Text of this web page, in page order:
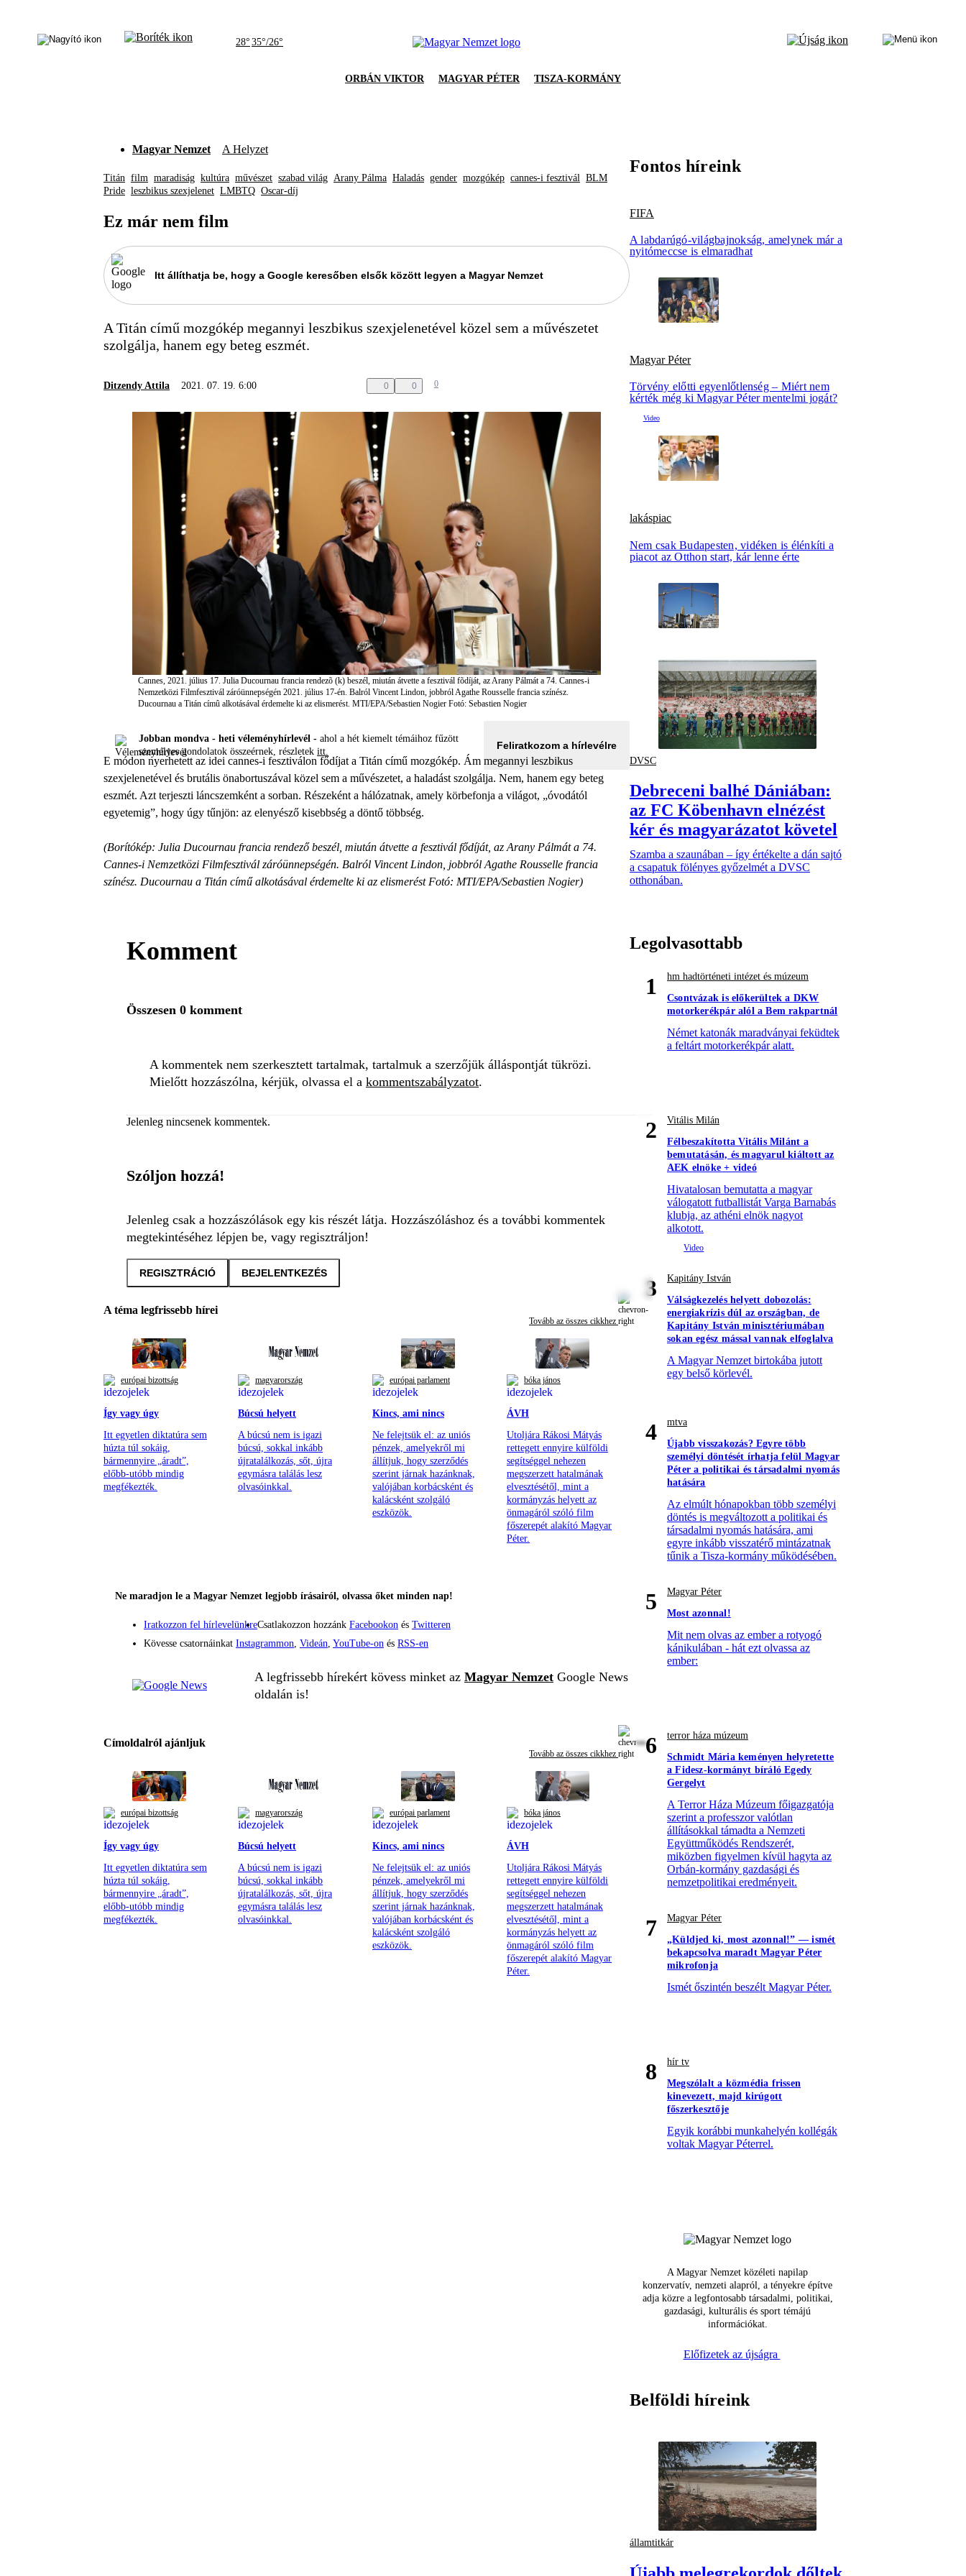
28° 35°/26°
ORBÁN VIKTOR MAGYAR PÉTER TISZA-KORMÁNY
Magyar Nemzet A Helyzet
Titán film maradiság kultúra művészet szabad világ Arany Pálma Haladás gender mozgókép cannes-i fesztivál BLM
Pride leszbikus szexjelenet LMBTQ Oscar-díj
Ez már nem film
Itt állíthatja be, hogy a Google keresőben elsők között legyen a Magyar Nemzet
A Titán című mozgókép megannyi leszbikus szexjelenetével közel sem a művészetet
szolgálja, hanem egy beteg eszmét.
Ditzendy Attila 2021. 07. 19. 6:00 0 0 0
Cannes, 2021. július 17. Julia Ducournau francia rendezõ (k) beszél, miután átvette a fesztivál fõdíját, az Arany Pálmát a 74. Cannes-i
Nemzetközi Filmfesztivál záróünnepségén 2021. július 17-én. Balról Vincent Lindon, jobbról Agathe Rousselle francia színész.
Ducournau a Titán címû alkotásával érdemelte ki az elismerést. MTI/EPA/Sebastien Nogier Fotó: Sebastien Nogier
Jobban mondva - heti véleményhírlevél - ahol a hét kiemelt témáihoz fűzött
személyes gondolatok összeérnek, részletek itt.
Feliratkozom a hírlevélre
E módon nyerhetett az idei cannes-i fesztiválon fődíjat a Titán című mozgókép. Ám megannyi leszbikus
szexjelenetével és brutális önabortuszával közel sem a művészetet, a haladást szolgálja. Nem, hanem egy beteg
eszmét. Azt terjeszti láncszemként a sorban. Részeként a hálózatnak, amely körbefonja a világot, „óvodától
egyetemig”, hogy úgy tűnjön: az elenyésző kisebbség a döntő többség.
(Borítókép: Julia Ducournau francia rendező beszél, miután átvette a fesztivál fődíját, az Arany Pálmát a 74.
Cannes-i Nemzetközi Filmfesztivál záróünnepségén. Balról Vincent Lindon, jobbról Agathe Rousselle francia
színész. Ducournau a Titán című alkotásával érdemelte ki az elismerést Fotó: MTI/EPA/Sebastien Nogier)
Komment
Összesen 0 komment
A kommentek nem szerkesztett tartalmak, tartalmuk a szerzőjük álláspontját tükrözi.
Mielőtt hozzászólna, kérjük, olvassa el a kommentszabályzatot.
Jelenleg nincsenek kommentek.
Szóljon hozzá!
Jelenleg csak a hozzászólások egy kis részét látja. Hozzászóláshoz és a további kommentek
megtekintéséhez lépjen be, vagy regisztráljon!
REGISZTRÁCIÓ BEJELENTKEZÉS
A téma legfrissebb hírei
Tovább az összes cikkhez
európai bizottság
Így vagy úgy
Itt egyetlen diktatúra sem
húzta túl sokáig,
bármennyire „áradt”,
előbb-utóbb mindig
megfékezték.
magyarország
Búcsú helyett
A búcsú nem is igazi
búcsú, sokkal inkább
újratalálkozás, sőt, újra
egymásra találás lesz
olvasóinkkal.
európai parlament
Kincs, ami nincs
Ne felejtsük el: az uniós
pénzek, amelyekről mi
állítjuk, hogy szerződés
szerint járnak hazánknak,
valójában korbácsként és
kalácsként szolgáló
eszközök.
bóka jános
ÁVH
Utoljára Rákosi Mátyás
rettegett ennyire külföldi
segítséggel nehezen
megszerzett hatalmának
elvesztésétől, mint a
kormányzás helyett az
önmagáról szóló film
főszerepét alakító Magyar
Péter.
Ne maradjon le a Magyar Nemzet legjobb írásairól, olvassa őket minden nap!
Iratkozzon fel hírlevelünkreCsatlakozzon hozzánk Facebookon és Twitteren
Kövesse csatornáinkat Instagrammon, Videán, YouTube-on és RSS-en
A legfrissebb hírekért kövess minket az Magyar Nemzet Google News
oldalán is!
Címoldalról ajánljuk
Tovább az összes cikkhez
európai bizottság
Így vagy úgy
Itt egyetlen diktatúra sem
húzta túl sokáig,
bármennyire „áradt”,
előbb-utóbb mindig
megfékezték.
magyarország
Búcsú helyett
A búcsú nem is igazi
búcsú, sokkal inkább
újratalálkozás, sőt, újra
egymásra találás lesz
olvasóinkkal.
európai parlament
Kincs, ami nincs
Ne felejtsük el: az uniós
pénzek, amelyekről mi
állítjuk, hogy szerződés
szerint járnak hazánknak,
valójában korbácsként és
kalácsként szolgáló
eszközök.
bóka jános
ÁVH
Utoljára Rákosi Mátyás
rettegett ennyire külföldi
segítséggel nehezen
megszerzett hatalmának
elvesztésétől, mint a
kormányzás helyett az
önmagáról szóló film
főszerepét alakító Magyar
Péter.
Fontos híreink
FIFA
A labdarúgó-világbajnokság, amelynek már a
nyitómeccse is elmaradhat
Magyar Péter
Törvény előtti egyenlőtlenség – Miért nem
kérték még ki Magyar Péter mentelmi jogát?
lakáspiac
Nem csak Budapesten, vidéken is élénkíti a
piacot az Otthon start, kár lenne érte
DVSC
Debreceni balhé Dániában:
az FC Köbenhavn elnézést
kér és magyarázatot követel
Szamba a szaunában – így értékelte a dán sajtó
a csapatuk fölényes győzelmét a DVSC
otthonában.
Legolvasottabb
1
hm hadtörténeti intézet és múzeum
Csontvázak is előkerültek a DKW
motorkerékpár alól a Bem rakpartnál
Német katonák maradványai feküdtek
a feltárt motorkerékpár alatt.
2
Vitális Milán
Félbeszakította Vitális Milánt a
bemutatásán, és magyarul kiáltott az
AEK elnöke + videó
Hivatalosan bemutatta a magyar
válogatott futballistát Varga Barnabás
klubja, az athéni elnök nagyot
alkotott.
3
Kapitány István
Válságkezelés helyett dobozolás:
energiakrízis dúl az országban, de
Kapitány István minisztériumában
sokan egész mással vannak elfoglalva
A Magyar Nemzet birtokába jutott
egy belső körlevél.
4
mtva
Újabb visszakozás? Egyre több
személyi döntését írhatja felül Magyar
Péter a politikai és társadalmi nyomás
hatására
Az elmúlt hónapokban több személyi
döntés is megváltozott a politikai és
társadalmi nyomás hatására, ami
egyre inkább visszatérő mintázatnak
tűnik a Tisza-kormány működésében.
5
Magyar Péter
Most azonnal!
Mit nem olvas az ember a rotyogó
kánikulában - hát ezt olvassa az
ember:
6
terror háza múzeum
Schmidt Mária keményen helyretette
a Fidesz-kormányt bíráló Egedy
Gergelyt
A Terror Háza Múzeum főigazgatója
szerint a professzor valótlan
állításokkal támadta a Nemzeti
Együttműködés Rendszerét,
miközben figyelmen kívül hagyta az
Orbán-kormány gazdasági és
nemzetpolitikai eredményeit.
7
Magyar Péter
„Küldjed ki, most azonnal!” — ismét
bekapcsolva maradt Magyar Péter
mikrofonja
Ismét őszintén beszélt Magyar Péter.
8
hír tv
Megszólalt a közmédia frissen
kinevezett, majd kirúgott
főszerkesztője
Egyik korábbi munkahelyén kollégák
voltak Magyar Péterrel.
A Magyar Nemzet közéleti napilap
konzervatív, nemzeti alapról, a tényekre építve
adja közre a legfontosabb társadalmi, politikai,
gazdasági, kulturális és sport témájú
információkat.
Előfizetek az újságra
Belföldi híreink
államtitkár